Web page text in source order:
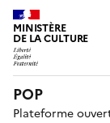
MINISTÈRE
DE LA CULTURE
POP
Plateforme